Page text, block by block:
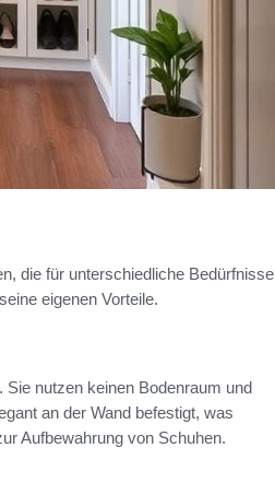
die für unterschiedliche Bedürfnisse
eigenen Vorteile.
. Sie nutzen keinen Bodenraum und
an der Wand befestigt, was
Aufbewahrung von Schuhen.